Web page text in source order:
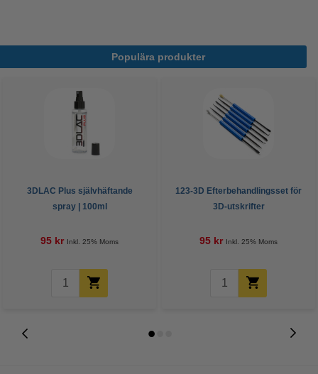
Populära produkter
3DLAC Plus självhäftande
spray | 100ml
95 kr Inkl. 25% Moms
123-3D Efterbehandlingsset för
3D-utskrifter
95 kr Inkl. 25% Moms